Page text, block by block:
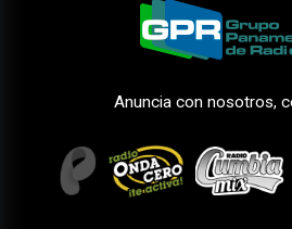
Anuncia con nosotros,